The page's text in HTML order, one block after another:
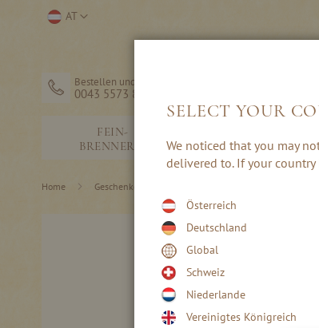
Direkt
Store AT
Bestellen und Hilfe
0043 5573 82203
FEIN-
BRENNEREI
EDELBRÄNDE
Home Geschenke & Zubehör
SELECT YOUR
We noticed that you may
delivered to. If your
Österreich
Deutschland
Global
Schweiz
Niederlande
Vereinigtes Königreich